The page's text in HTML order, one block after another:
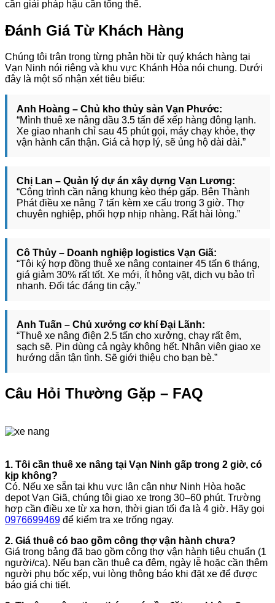
cần giải pháp hậu cần tổng thể.
Đánh Giá Từ Khách Hàng
Chúng tôi trân trọng từng phản hồi từ quý khách hàng tại
Vạn Ninh nói riêng và khu vực Khánh Hòa nói chung. Dưới
đây là một số nhận xét tiêu biểu:
Anh Hoàng – Chủ kho thủy sản Vạn Phước:
“Mình thuê xe nâng dầu 3.5 tấn để xếp hàng đông lạnh.
Xe giao nhanh chỉ sau 45 phút gọi, máy chạy khỏe, thợ
vận hành cẩn thận. Giá cả hợp lý, sẽ ủng hộ dài dài.”
Chị Lan – Quản lý dự án xây dựng Vạn Lương:
“Công trình cần nâng khung kèo thép gấp. Bên Thành
Phát điều xe nâng 7 tấn kèm xe cẩu trong 3 giờ. Thợ
chuyên nghiệp, phối hợp nhịp nhàng. Rất hài lòng.”
Cô Thủy – Doanh nghiệp logistics Vạn Giã:
“Tôi ký hợp đồng thuê xe nâng container 45 tấn 6 tháng,
giá giảm 30% rất tốt. Xe mới, ít hỏng vặt, dịch vụ bảo trì
nhanh. Đối tác đáng tin cậy.”
Anh Tuấn – Chủ xưởng cơ khí Đại Lãnh:
“Thuê xe nâng điện 2.5 tấn cho xưởng, chạy rất êm,
sạch sẽ. Pin dùng cả ngày không hết. Nhân viên giao xe
hướng dẫn tận tình. Sẽ giới thiệu cho bạn bè.”
Câu Hỏi Thường Gặp – FAQ
1. Tôi cần thuê xe nâng tại Vạn Ninh gấp trong 2 giờ, có
kịp không?
Có. Nếu xe sẵn tại khu vực lân cận như Ninh Hòa hoặc
depot Vạn Giã, chúng tôi giao xe trong 30–60 phút. Trường
hợp cần điều xe từ xa hơn, thời gian tối đa là 4 giờ. Hãy gọi
0976699469 để kiểm tra xe trống ngay.
2. Giá thuê có bao gồm công thợ vận hành chưa?
Giá trong bảng đã bao gồm công thợ vận hành tiêu chuẩn (1
người/ca). Nếu bạn cần thuê ca đêm, ngày lễ hoặc cần thêm
người phụ bốc xếp, vui lòng thông báo khi đặt xe để được
báo giá chi tiết.